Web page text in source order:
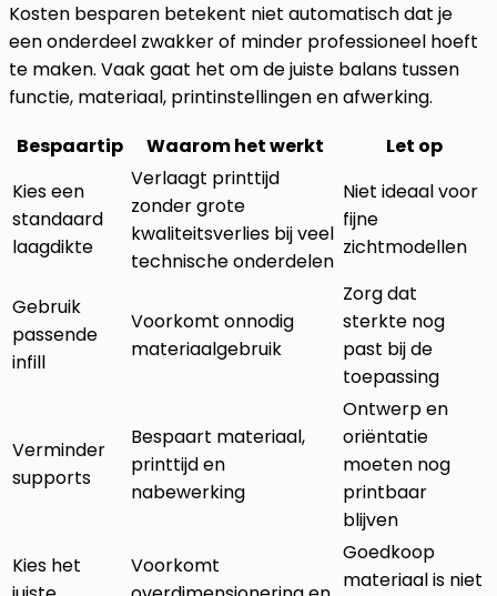
Kosten besparen betekent niet automatisch dat je
een onderdeel zwakker of minder professioneel hoeft
te maken. Vaak gaat het om de juiste balans tussen
functie, materiaal, printinstellingen en afwerking.
Bespaartip
Waarom het werkt
Let op
Kies een
standaard
laagdikte
Verlaagt printtijd
zonder grote
kwaliteitsverlies bij veel
technische onderdelen
Niet ideaal voor
fijne
zichtmodellen
Gebruik
passende
infill
Voorkomt onnodig
materiaalgebruik
Zorg dat
sterkte nog
past bij de
toepassing
Verminder
supports
Bespaart materiaal,
printtijd en
nabewerking
Ontwerp en
oriëntatie
moeten nog
printbaar
blijven
Kies het
Voorkomt
Goedkoop
materiaal is niet